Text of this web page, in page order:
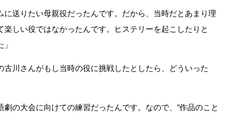
送りたい母親役だったんです。だから、当時だとあまり理
しい役ではなかったんです。ヒステリーを起こしたりと
川さんがもし当時の役に挑戦したとしたら、どういった
劇の大会に向けての練習だったんです。なので、“作品のこと